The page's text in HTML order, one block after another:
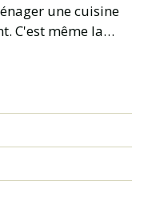
une cuisine
C'est même la…